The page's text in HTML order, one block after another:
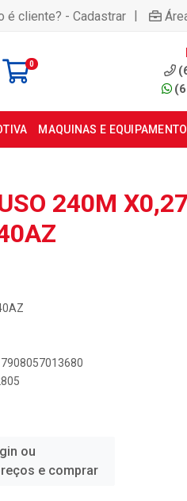
é cliente? - Cadastrar |
0
MAQUINAS E
240M
ou
e comprar